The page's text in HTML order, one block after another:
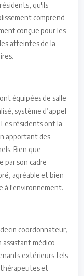
qu'ils
comprend
conçue pour les
atteintes de la
équipées de salle
système d’appel
résidents ont la
apportant des
Bien que
par son cadre
agréable et bien
à l'environnement.
coordonnateur,
assistant médico-
extérieurs tels
et